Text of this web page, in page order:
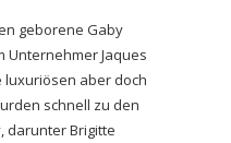
geborene Gaby
Unternehmer Jaques
luxuriösen aber doch
schnell zu den
darunter Brigitte